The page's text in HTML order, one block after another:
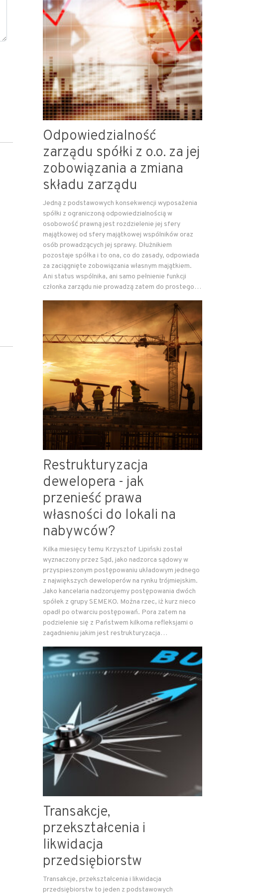
Odpowiedzialność
zarządu spółki z o.o. za jej
zobowiązania a zmiana
składu zarządu
Jedną z podstawowych konsekwencji wyposażenia
spółki z ograniczoną odpowiedzialnością w
osobowość prawną jest rozdzielenie jej sfery
majątkowej od sfery majątkowej wspólników oraz
osób prowadzących jej sprawy. Dłużnikiem
pozostaje spółka i to ona, co do zasady, odpowiada
za zaciągnięte zobowiązania własnym majątkiem.
Ani status wspólnika, ani samo pełnienie funkcji
członka zarządu nie prowadzą zatem do prostego…
Restrukturyzacja
dewelopera - jak
przenieść prawa
własności do lokali na
nabywców?
Kilka miesięcy temu Krzysztof Lipiński został
wyznaczony przez Sąd, jako nadzorca sądowy w
przyspieszonym postępowaniu układowym jednego
z największych deweloperów na rynku trójmiejskim.
Jako kancelaria nadzorujemy postępowania dwóch
spółek z grupy SEMEKO. Można rzec, iż kurz nieco
opadł po otwarciu postępowań. Pora zatem na
podzielenie się z Państwem kilkoma refleksjami o
zagadnieniu jakim jest restrukturyzacja…
Transakcje,
przekształcenia i
likwidacja
przedsiębiorstw
Transakcje, przekształcenia i likwidacja
przedsiębiorstw to jeden z podstawowych